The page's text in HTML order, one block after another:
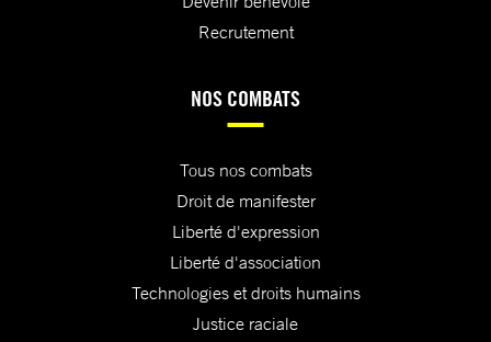
Recrutement
NOS COMBATS
Tous nos combats
Droit de manifester
Liberté d'expression
Liberté d'association
Technologies et droits humains
Justice raciale